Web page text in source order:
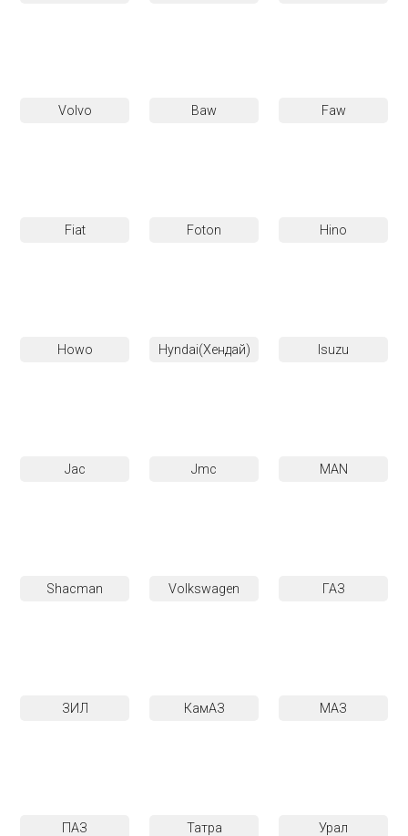
Volvo Baw Faw
Fiat Foton Hino
Howo Hyndai(Хендай) Isuzu
Jac Jmc MAN
Shacman Volkswagen ГАЗ
ЗИЛ КамАЗ МАЗ
ПАЗ Татра Урал